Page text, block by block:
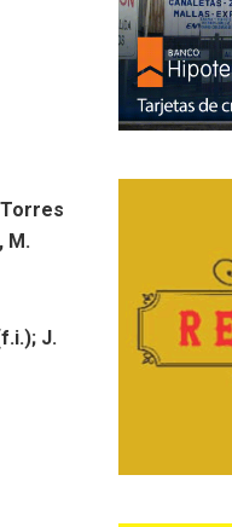
Torres
M.
J.